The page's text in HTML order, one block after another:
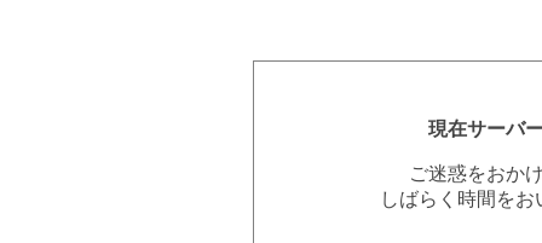
現在サーバ
ご迷惑をおか
しばらく時間を